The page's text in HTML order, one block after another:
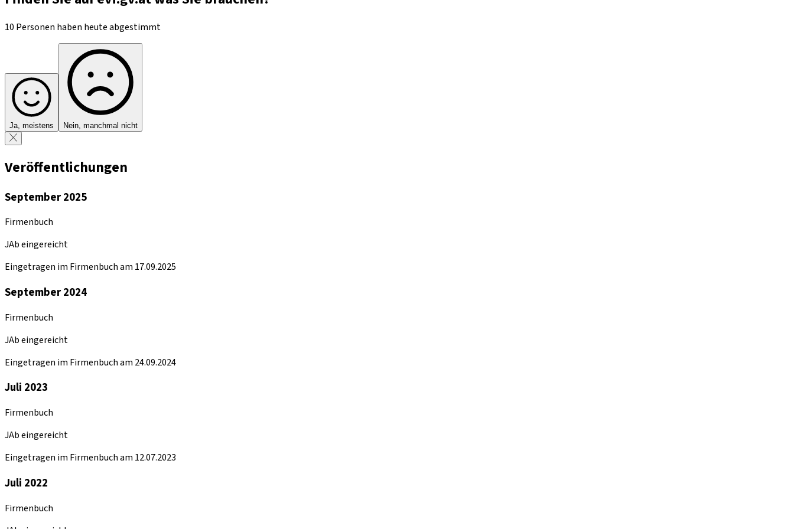
10 Personen haben heute abgestimmt
Ja, meistens Nein, manchmal nicht
Veröffentlichungen
September 2025
Firmenbuch
JAb eingereicht
Eingetragen im Firmenbuch am 17.09.2025
September 2024
Firmenbuch
JAb eingereicht
Eingetragen im Firmenbuch am 24.09.2024
Juli 2023
Firmenbuch
JAb eingereicht
Eingetragen im Firmenbuch am 12.07.2023
Juli 2022
Firmenbuch